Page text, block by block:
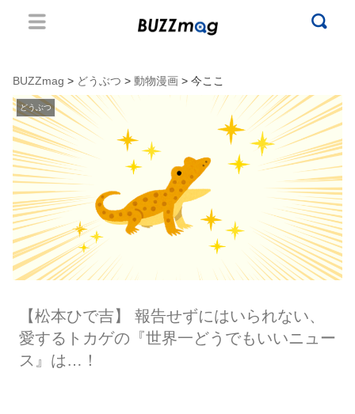
BUZZmag > どうぶつ > 動物漫画 > 今ここ
どうぶつ
【松本ひで吉】 報告せずにはいられない、
愛するトカゲの『世界一どうでもいいニュー
ス』は…！